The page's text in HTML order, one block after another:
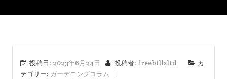
投稿日: 2023年6月24日 投稿者: freebillsltd
カ
テゴリー: ガーデニングコラム